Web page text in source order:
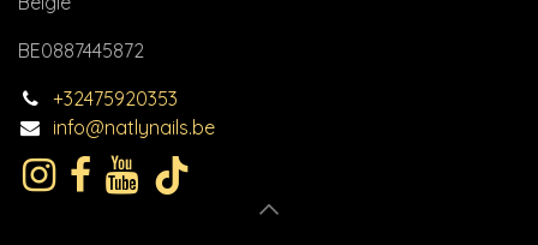
BE0887445872
+32475920353
info@natlynails.be